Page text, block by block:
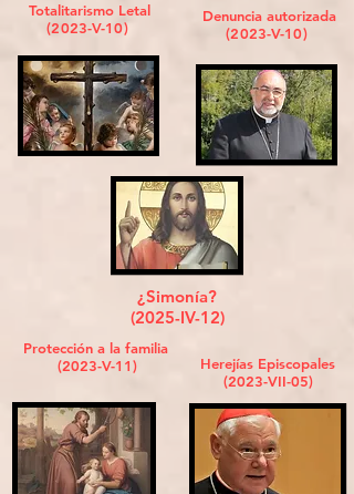
Totalitarismo Letal
(2023-V-10)
Denuncia autorizada
(2023-V-10)
¿Simonía?
(2025-IV-12)
Herejías Episcopales
(2023-VII-05)
Protección a la familia
(2023-V-11)